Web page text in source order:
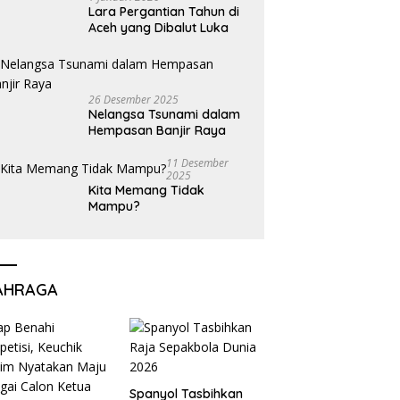
Lara Pergantian Tahun di
Aceh yang Dibalut Luka
26 Desember 2025
Nelangsa Tsunami dalam
Hempasan Banjir Raya
11 Desember
2025
Kita Memang Tidak
Mampu?
Spanyol Tasbihkan